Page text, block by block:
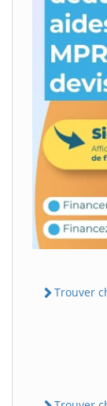
Trouver